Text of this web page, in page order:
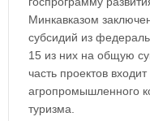
Минкавказом
субсидий из
15 из них на общую
часть проектов
агропромышленного
туризма.